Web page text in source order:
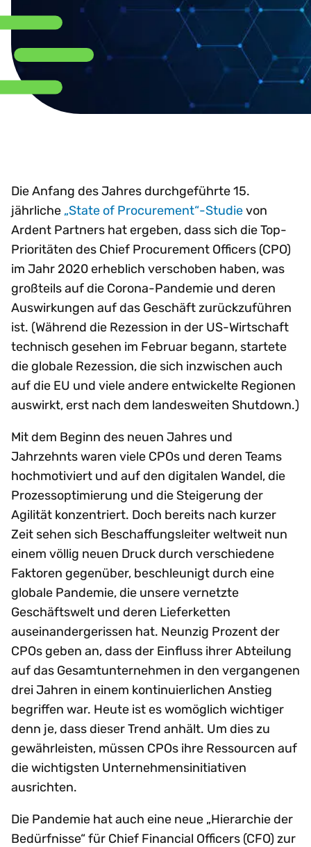
Die Anfang des Jahres durchgeführte 15.
jährliche „State of Procurement“-Studievon
Ardent Partners hat ergeben, dass sich die Top-
Prioritäten des Chief Procurement Officers (CPO)
im Jahr 2020 erheblich verschoben haben, was
großteils auf die Corona-Pandemie und deren
Auswirkungen auf das Geschäft zurückzuführen
ist. (Während die Rezession in der US-Wirtschaft
technisch gesehen im Februar begann, startete
die globale Rezession, die sich inzwischen auch
auf die EU und viele andere entwickelte Regionen
auswirkt, erst nach dem landesweiten Shutdown.)
Mit dem Beginn des neuen Jahres und
Jahrzehnts waren viele CPOs und deren Teams
hochmotiviert und auf den digitalen Wandel, die
Prozessoptimierung und die Steigerung der
Agilität konzentriert. Doch bereits nach kurzer
Zeit sehen sich Beschaffungsleiter weltweit nun
einem völlig neuen Druck durch verschiedene
Faktoren gegenüber, beschleunigt durch eine
globale Pandemie, die unsere vernetzte
Geschäftswelt und deren Lieferketten
auseinandergerissen hat. Neunzig Prozent der
CPOs geben an, dass der Einfluss ihrer Abteilung
auf das Gesamtunternehmen in den vergangenen
drei Jahren in einem kontinuierlichen Anstieg
begriffen war. Heute ist es womöglich wichtiger
denn je, dass dieser Trend anhält. Um dies zu
gewährleisten, müssen CPOs ihre Ressourcen auf
die wichtigsten Unternehmensinitiativen
ausrichten.
Die Pandemie hat auch eine neue „Hierarchie der
Bedürfnisse“ für Chief Financial Officers (CFO) zur